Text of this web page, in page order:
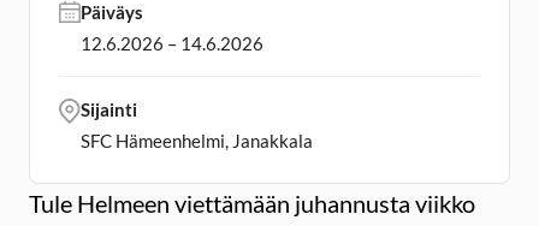
Tule Helmeen viettämään juhannusta viikko
Päiväys
12.6.2026 – 14.6.2026
Sijainti
SFC Hämeenhelmi, Janakkala